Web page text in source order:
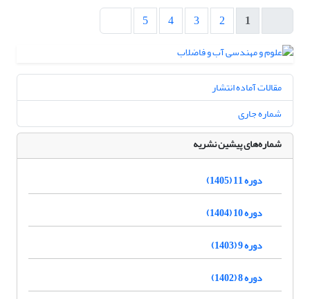
1
2
3
4
5
مقالات آماده انتشار
شماره جاری
شماره‌های پیشین نشریه
دوره 11 (1405)
دوره 10 (1404)
دوره 9 (1403)
دوره 8 (1402)